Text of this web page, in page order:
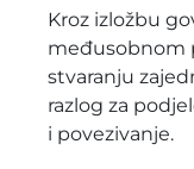
Kroz izložbu
međusobnom
stvaranju
razlog za
i povezivanje.